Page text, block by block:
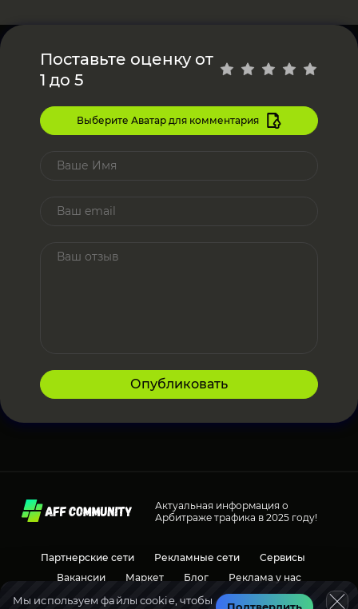
Поставьте оценку от
1 до 5
Выберите Аватар для комментария
Опубликовать
Актуальная информация о
Арбитраже трафика в 2025 году!
Партнерские сети Рекламные сети
Сервисы
Вакансии
Маркет Блог Реклама у нас
Мы используем файлы cookie, чтобы